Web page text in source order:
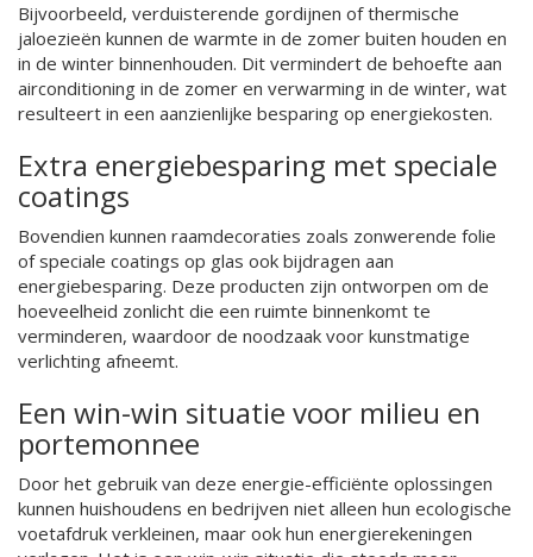
Bijvoorbeeld, verduisterende gordijnen of thermische
jaloezieën kunnen de warmte in de zomer buiten houden en
in de winter binnenhouden. Dit vermindert de behoefte aan
airconditioning in de zomer en verwarming in de winter, wat
resulteert in een aanzienlijke besparing op energiekosten.
Extra energiebesparing met speciale
coatings
Bovendien kunnen raamdecoraties zoals zonwerende folie
of speciale coatings op glas ook bijdragen aan
energiebesparing. Deze producten zijn ontworpen om de
hoeveelheid zonlicht die een ruimte binnenkomt te
verminderen, waardoor de noodzaak voor kunstmatige
verlichting afneemt.
Een win-win situatie voor milieu en
portemonnee
Door het gebruik van deze energie-efficiënte oplossingen
kunnen huishoudens en bedrijven niet alleen hun ecologische
voetafdruk verkleinen, maar ook hun energierekeningen